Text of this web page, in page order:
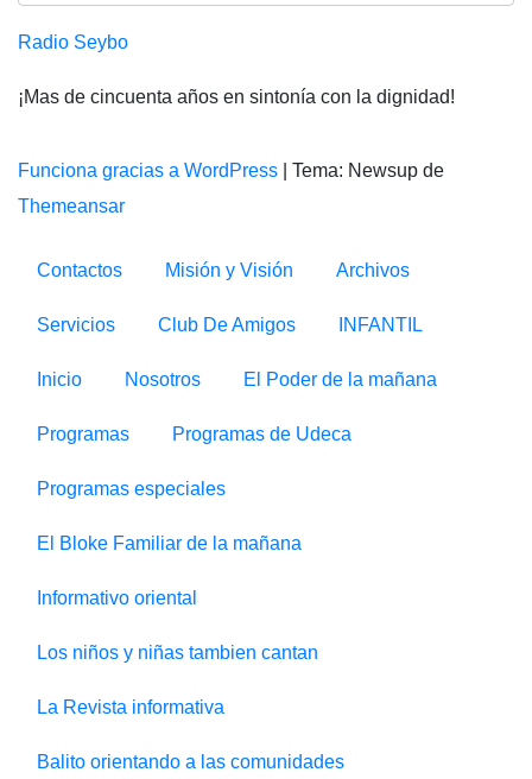
Radio Seybo
¡Mas de cincuenta años en sintonía con la dignidad!
Funciona gracias a WordPress
Tema: Newsup de
Themeansar
Contactos Misión y Visión Archivos
Servicios Club De Amigos INFANTIL
Inicio Nosotros El Poder de la mañana
Programas Programas de Udeca
Programas especiales
El Bloke Familiar de la mañana
Informativo oriental
Los niños y niñas tambien cantan
La Revista informativa
Balito orientando a las comunidades